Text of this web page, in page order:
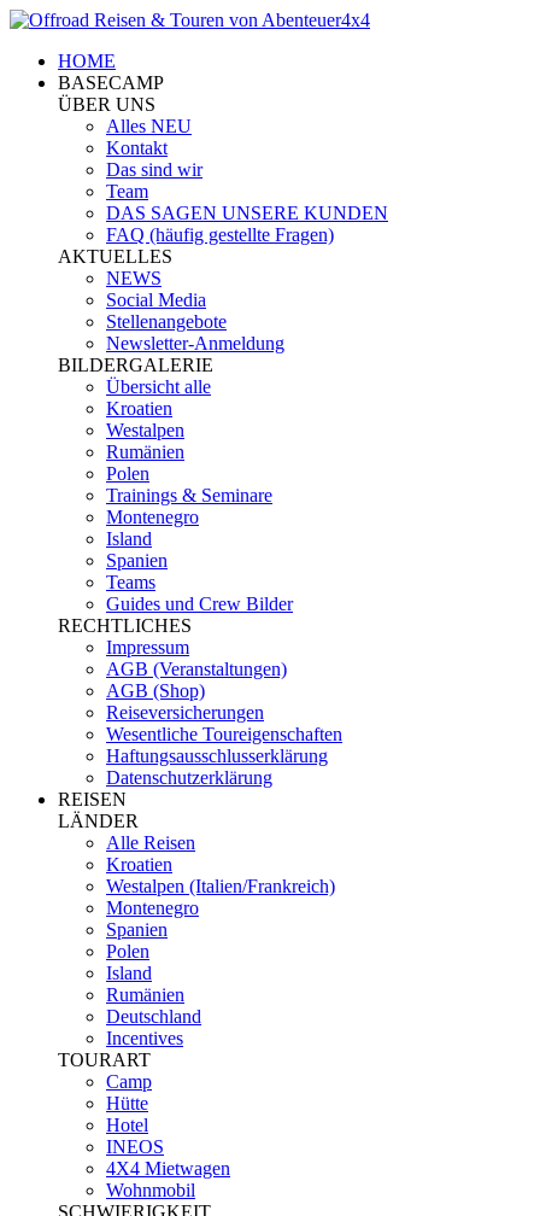
HOME
BASECAMP
ÜBER UNS
Alles NEU
Kontakt
Das sind wir
Team
DAS SAGEN UNSERE KUNDEN
FAQ (häufig gestellte Fragen)
AKTUELLES
NEWS
Social Media
Stellenangebote
Newsletter-Anmeldung
BILDERGALERIE
Übersicht alle
Kroatien
Westalpen
Rumänien
Polen
Trainings & Seminare
Montenegro
Island
Spanien
Teams
Guides und Crew Bilder
RECHTLICHES
Impressum
AGB (Veranstaltungen)
AGB (Shop)
Reiseversicherungen
Wesentliche Toureigenschaften
Haftungsausschlusserklärung
Datenschutzerklärung
REISEN
LÄNDER
Alle Reisen
Kroatien
Westalpen (Italien/Frankreich)
Montenegro
Spanien
Polen
Island
Rumänien
Deutschland
Incentives
TOURART
Camp
Hütte
Hotel
INEOS
4X4 Mietwagen
Wohnmobil
SCHWIERIGKEIT